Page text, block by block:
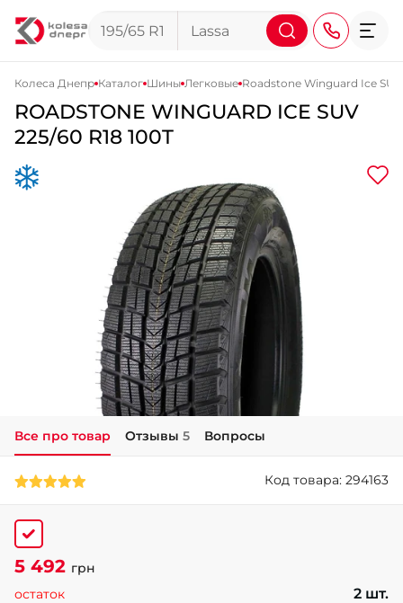
+38 (067) 113-44-44
+38 (095) 276-44-44
+38 (067) 911-14-14
- на Щепкина
+38 (098) 911-911-0
- на Тополе
+38 (098) 911-911-4
- на Калиновой
+38 (077) 7-184-184
- Донецкое шоссе
+38 (050)-911-911-2
+38 (099)-643-33-77
Колеса Днепр Каталог Шины Легковые Roadstone Winguard Ice SUV
ROADSTONE WINGUARD ICE SUV
225/60 R18 100T
Все про товар Отзывы 5 Вопросы
Код товара: 294163
5 492 грн
остаток
2 шт.